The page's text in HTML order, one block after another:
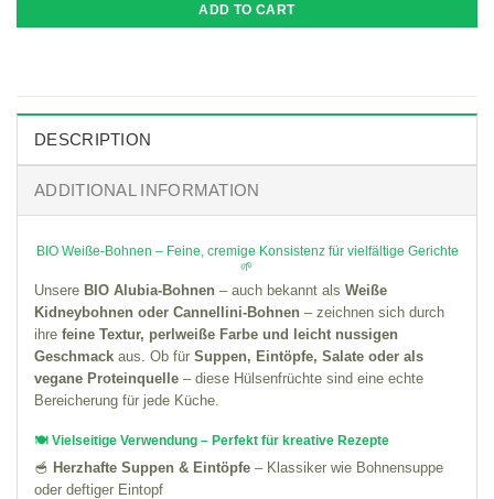
ADD TO CART
DESCRIPTION
ADDITIONAL INFORMATION
BIO Weiße-Bohnen – Feine, cremige Konsistenz für vielfältige Gerichte
🌱
Unsere BIO Alubia-Bohnen – auch bekannt als Weiße
Kidneybohnen oder Cannellini-Bohnen – zeichnen sich durch
ihre feine Textur, perlweiße Farbe und leicht nussigen
Geschmack aus. Ob für Suppen, Eintöpfe, Salate oder als
vegane Proteinquelle – diese Hülsenfrüchte sind eine echte
Bereicherung für jede Küche.
🍽️ Vielseitige Verwendung – Perfekt für kreative Rezepte
🥣 Herzhafte Suppen & Eintöpfe – Klassiker wie Bohnensuppe
oder deftiger Eintopf